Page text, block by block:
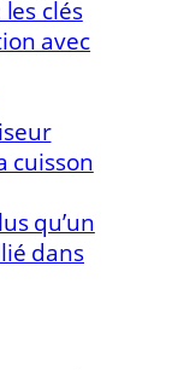
clés
avec
cuisson
qu’un
dans